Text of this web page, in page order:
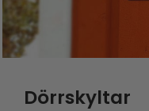
Dörrskyltar